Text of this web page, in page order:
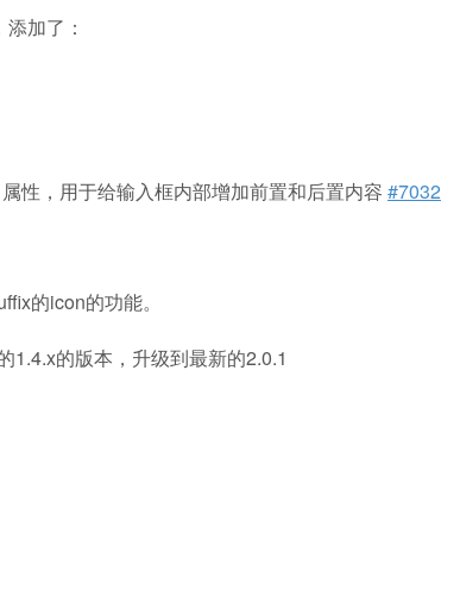
加了：
性，用于给输入框内部增加前置和后置内容 #7032
的icon的功能。
1.4.x的版本，升级到最新的2.0.1